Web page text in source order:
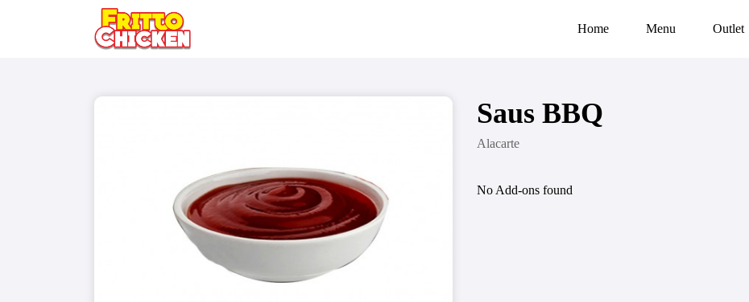
Home Menu Outlet
Saus BBQ
Alacarte
No Add-ons found